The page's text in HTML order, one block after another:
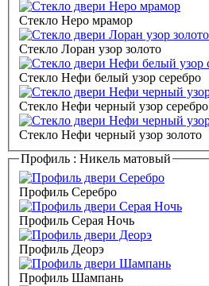
Стекло Неро мрамор
Стекло Лоран узор золото
Стекло Нефи белый узор серебро
Стекло Нефи черный узор серебро
Стекло Нефи черный узор золото
Профиль : Никель матовый
Профиль Серебро
Профиль Серая Ночь
Профиль Деорэ
Профиль Шампань